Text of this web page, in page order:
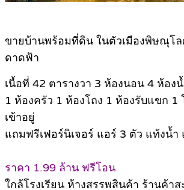
ขายบ้านพร้อมที่ดิน ในตัวเมืองพิษณุโ
ดาดฟ้า
เนื้อที่ 42 ตารางวา 3 ห้องนอน 4 ห้อง
1 ห้องครัว 1 ห้องโถง 1 ห้องรับแขก 1
เข้าอยู่
แถมฟรีเฟอร์นิเจอร์ แอร์ 3 ตัว แท้งน้ำ
ราคา 1.99 ล้าน ฟรีโอน
ใกล้โรงเรียน ห้างสรรพสินค้า ร้านค้า